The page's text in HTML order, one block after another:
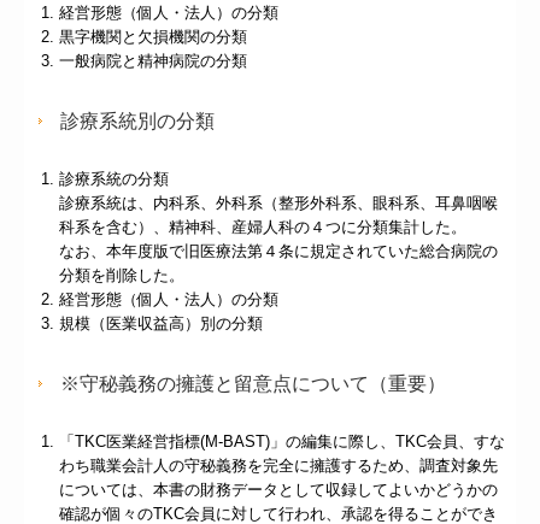
経営形態（個人・法人）の分類
黒字機関と欠損機関の分類
一般病院と精神病院の分類
診療系統別の分類
診療系統の分類
診療系統は、内科系、外科系（整形外科系、眼科系、耳鼻咽喉
科系を含む）、精神科、産婦人科の４つに分類集計した。
なお、本年度版で旧医療法第４条に規定されていた総合病院の
分類を削除した。
経営形態（個人・法人）の分類
規模（医業収益高）別の分類
※守秘義務の擁護と留意点について（重要）
「TKC医業経営指標(M-BAST)」の編集に際し、TKC会員、すな
わち職業会計人の守秘義務を完全に擁護するため、調査対象先
については、本書の財務データとして収録してよいかどうかの
確認が個々のTKC会員に対して行われ、承認を得ることができ